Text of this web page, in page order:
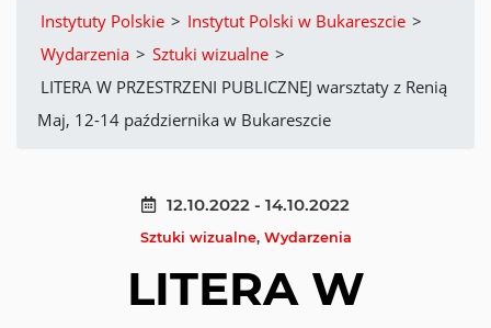
Instytuty Polskie > Instytut Polski w Bukareszcie >
Wydarzenia > Sztuki wizualne >
LITERA W PRZESTRZENI PUBLICZNEJ warsztaty z Renią
Maj, 12-14 października w Bukareszcie
12.10.2022 - 14.10.2022
Sztuki wizualne, Wydarzenia
LITERA W